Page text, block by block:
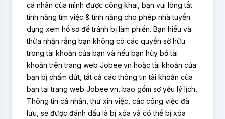
cá nhân của mình được công khai, bạn vui lòng tắt
tính năng tìm việc & tính năng cho phép nhà tuyển
dụng xem hồ sơ để tránh bị làm phiền. Bạn hiểu và
thừa nhận rằng bạn không có các quyền sở hữu
trong tài khoản của bạn và nếu bạn hủy bỏ tài
khoản trên trang web Jobee.vn hoặc tài khoản của
bạn bị chấm dứt, tất cả các thông tin tài khoản của
bạn tại trang web Jobee.vn, bao gồm sơ yếu lý lịch,
Thông tin cá nhân, thư xin việc, các công việc đã
lưu, sẽ được đánh dấu là bị xóa và có thể bị xóa